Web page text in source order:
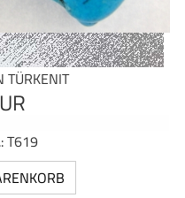
TÜRKENIT
T619